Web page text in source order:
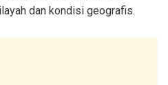
dan kondisi geografis.